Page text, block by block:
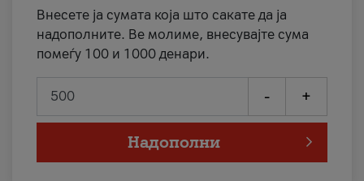
Внесете ја сумата која што сакате да ја
надополните. Ве молиме, внесувајте сума
помеѓу 100 и 1000 денари.
- +
Надополни